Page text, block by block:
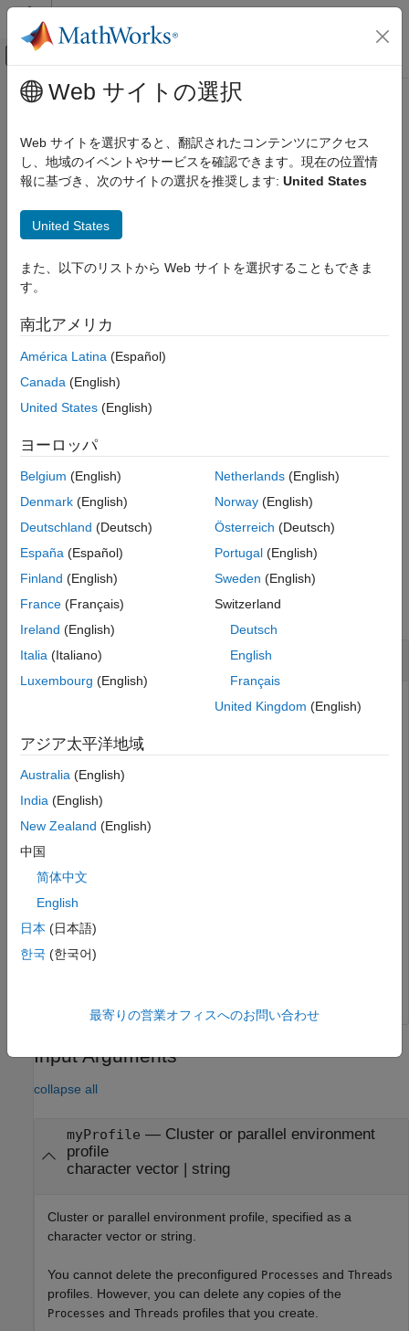
コンテンツへスキップ
オフキャンバス ナビゲーション メ
ドキュメンテーションのホーム
Parallel Computing Toolbox
Batch Processing
Job and Task Creation
Parallel Computing Toolbox
Clusters and Clouds
parallel.deleteProfile
Examples
Version History
See Also
メインコンテンツ
parallel.deleteProfile
Delete cluster profile
Since R2026a
Syntax
parallel.deleteProfile(myProfile)
Description
parallel.deleteProfile(
removes the profile from the Cluster Profile Manager but does
not delete any data associated with the profile.
default profile to
The pre-configured andThreadsprofiles are not
available for deletion.
Examples
collapse all
Delete Cluster Profile
Display the names of all the available profiles and delete
Delete the cluster profile with the name
Input Arguments
collapse all
myProfile — Cluster or parallel environment
profile
character vector| string
Cluster or parallel environment profile, specified as a
character vector or string.
You cannot delete the preconfigured Processes and Threads
profiles. However, you can delete any copies of the
Processes and Threads profiles that you create.
Web サイトの選択
Web サイトを選択すると、翻訳されたコンテンツにアクセス
し、地域のイベントやサービスを確認できます。現在の位置情
報に基づき、次のサイトの選択を推奨します: United States
United States
また、以下のリストから Web サイトを選択することもできま
す。
南北アメリカ
América Latina (Español)
Canada (English)
United States (English)
ヨーロッパ
Belgium (English)
Denmark (English)
Deutschland (Deutsch)
España (Español)
Finland (English)
France (Français)
Ireland (English)
Italia (Italiano)
Luxembourg (English)
Netherlands(English)
Norway(English)
Österreich (Deutsch)
Portugal(English)
Sweden (English)
Switzerland
Deutsch
English
Français
United Kingdom (English)
アジア太平洋地域
Australia (English)
India (English)
New Zealand (English)
中国
简体中文
English
日本 (日本語)
한국 (한국어)
最寄りの営業オフィスへのお問い合わせ